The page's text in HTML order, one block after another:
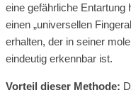
eine gefährliche
einen „universellen
erhalten, der in seiner
eindeutig erkennbar ist.
Vorteil dieser Methode: